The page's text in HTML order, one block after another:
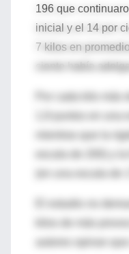
196 que
inicial y el 14 por
7 kilos en
ciento había
mientras que la
kilos de más